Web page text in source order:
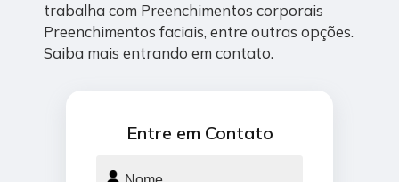
trabalha com Preenchimentos corporais
Preenchimentos faciais, entre outras opções.
Saiba mais entrando em contato.
Entre em Contato